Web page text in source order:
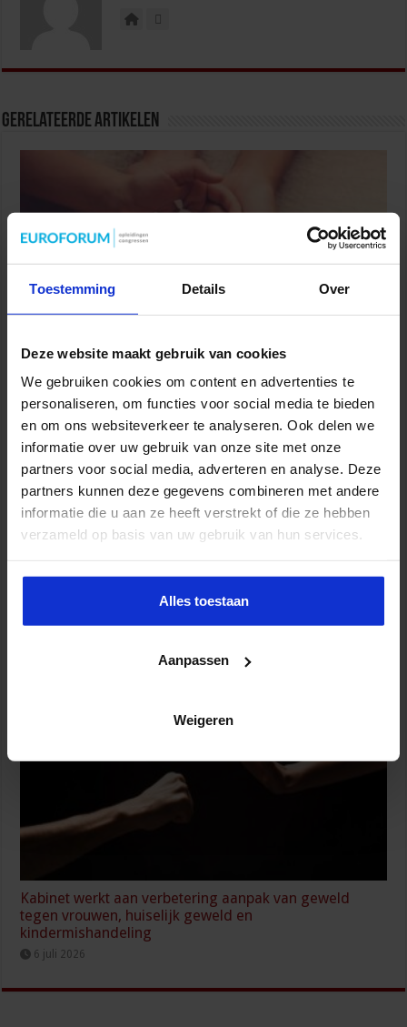
Toestemming Details Over
Deze website maakt gebruik van cookies
We gebruiken cookies om content en advertenties te
personaliseren, om functies voor social media te bieden
en om ons websiteverkeer te analyseren. Ook delen we
informatie over uw gebruik van onze site met onze
partners voor social media, adverteren en analyse. Deze
partners kunnen deze gegevens combineren met andere
informatie die u aan ze heeft verstrekt of die ze hebben
verzameld op basis van uw gebruik van hun services.
Alles toestaan
Aanpassen
Weigeren
Gerelateerde Artikelen
Partijen maken afspraken over betere hulp en
bescherming voor kinderen en gezinnen
9 juli 2026
Wijziging Arbobesluit voor invulling dossiers bij
Kabinet werkt aan verbetering aanpak van geweld
tegen vrouwen, huiselijk geweld en
kindermishandeling
6 juli 2026